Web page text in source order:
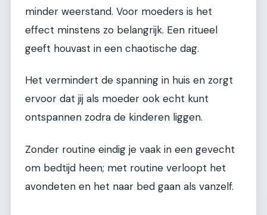
minder weerstand. Voor moeders is het
effect minstens zo belangrijk. Een ritueel
geeft houvast in een chaotische dag.
Het vermindert de spanning in huis en zorgt
ervoor dat jij als moeder ook echt kunt
ontspannen zodra de kinderen liggen.
Zonder routine eindig je vaak in een gevecht
om bedtijd heen; met routine verloopt het
avondeten en het naar bed gaan als vanzelf.